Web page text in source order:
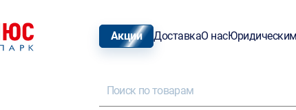
Акции ДоставкаО нас